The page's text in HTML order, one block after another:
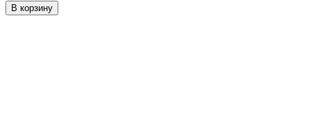
В корзину